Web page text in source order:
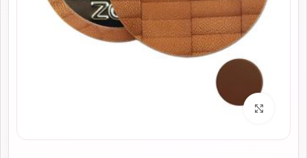
برای بزرگنمایی کلیک کنید